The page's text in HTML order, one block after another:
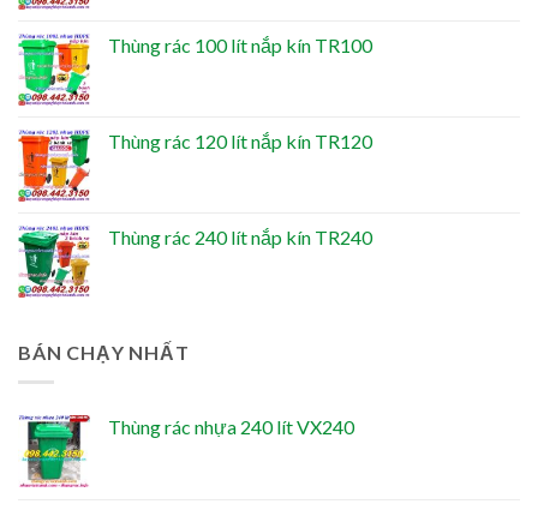
Thùng rác 100 lít nắp kín TR100
Thùng rác 120 lít nắp kín TR120
Thùng rác 240 lít nắp kín TR240
BÁN CHẠY NHẤT
Thùng rác nhựa 240 lít VX240